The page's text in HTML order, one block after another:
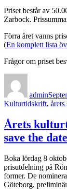
Priset består av
Zarbock.
Förra året vanns
(En komplett lista
Frågor om priset
admin
Kulturtidskrift,
Årets
save the
Boka lördag 8
prisutdelning på
former. De
Göteborg,